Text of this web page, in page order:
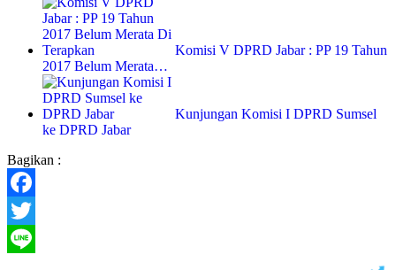
Komisi V DPRD Jabar : PP 19 Tahun
2017 Belum Merata…
Kunjungan Komisi I DPRD Sumsel
ke DPRD Jabar
Bagikan :
Facebook
Twitter